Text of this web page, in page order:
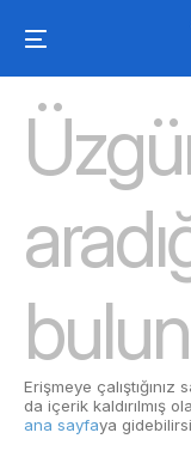
Erişmeye
da içerik kaldırılmış
ana sayfaya